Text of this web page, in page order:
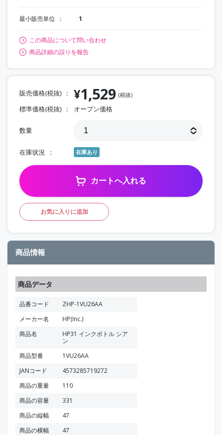
最小販売単位 1
この商品について問い合わせ
商品詳細の誤りを報告
販売価格(税抜) ¥1,529 (税抜)
標準価格(税抜) オープン価格
数量
在庫状況 在庫あり
カートへ入れる
お気に入りに追加
商品情報
商品データ
品番コード
ZHP-1VU26AA
メーカー名
HP(Inc.)
商品名
HP31 インクボトル シア
ン
商品型番
1VU26AA
JANコード
4573285719272
商品の重量
110
商品の容量
331
商品の縦幅
47
商品の横幅
47